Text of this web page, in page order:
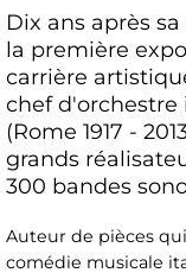
Dix ans après
la première
carrière
chef d'orchestre
(Rome 1917 -
grands
300 bandes
Auteur de pièces
comédie musicale